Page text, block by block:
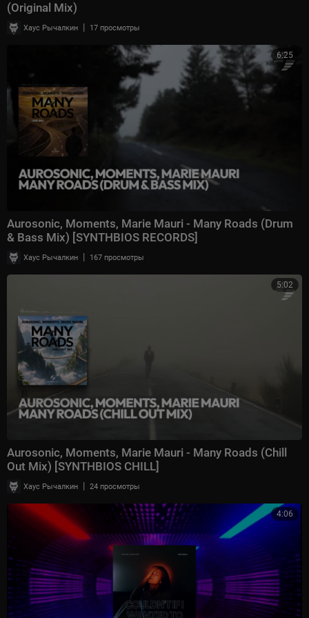
(Original Mix)
Хаус Рычалкин | 17 просмотры
6:25
Aurosonic, Moments, Marie Mauri - Many Roads (Drum
& Bass Mix) [SYNTHBIOS RECORDS]
Хаус Рычалкин | 167 просмотры
5:02
Aurosonic, Moments, Marie Mauri - Many Roads (Chill
Out Mix) [SYNTHBIOS CHILL]
Хаус Рычалкин | 24 просмотры
4:06